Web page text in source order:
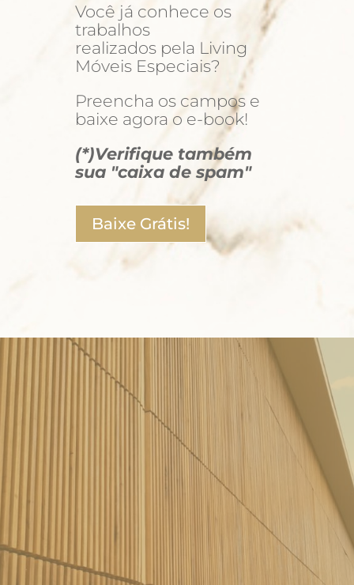
Você já conhece os
trabalhos
realizados pela Living
Móveis Especiais?
Preencha os campos e
baixe agora o e-book!
(*)Verifique também
sua "caixa de spam"
Baixe Grátis!